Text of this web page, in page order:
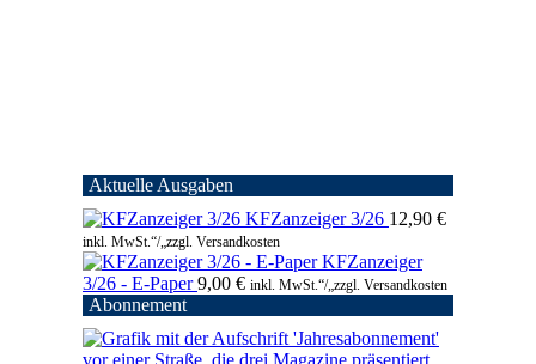
Aktuelle Ausgaben
KFZanzeiger 3/26 12,90 €
inkl. MwSt.“/„zzgl. Versandkosten
KFZanzeiger
3/26 - E-Paper 9,00 € inkl. MwSt.“/„zzgl. Versandkosten
Abonnement